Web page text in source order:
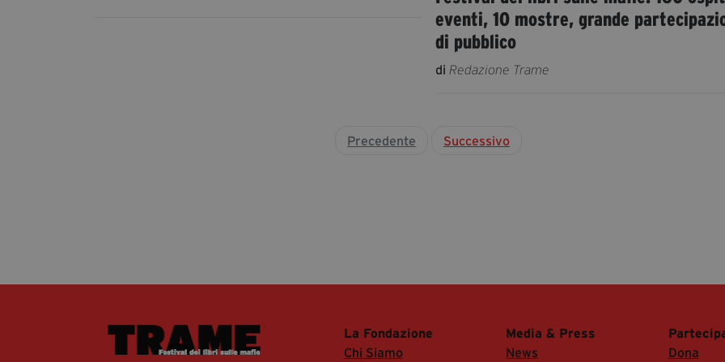
eventi, 10 mostre, grande
di pubblico
di Redazione Trame
Precedente Successivo
La Fondazione
Chi Siamo
Media & Press
News
Dona